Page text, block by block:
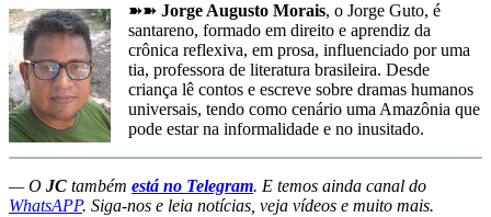
➽➽ Jorge Augusto Morais, o Jorge Guto, é
santareno, formado em direito e aprendiz da
crônica reflexiva, em prosa, influenciado por uma
tia, professora de literatura brasileira. Desde
criança lê contos e escreve sobre dramas humanos
universais, tendo como cenário uma Amazônia que
pode estar na informalidade e no inusitado.
— O JC também está no Telegram. E temos ainda canal do
WhatsAPP. Siga-nos e leia notícias, veja vídeos e muito mais.